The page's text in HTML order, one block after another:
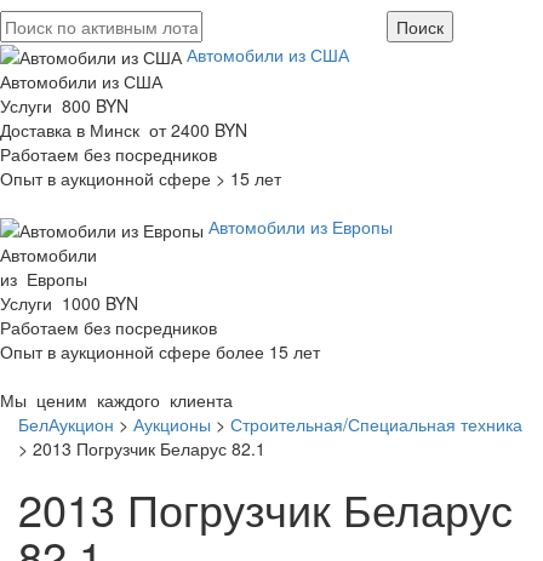
Автомобили из США
Автомобили из США
Услуги 800 BYN
Доставка в Минск от 2400 BYN
Работаем без посредников
Опыт в аукционной сфере > 15 лет
Автомобили из Европы
Автомобили
из Европы
Услуги 1000 BYN
Работаем без посредников
Опыт в аукционной сфере более 15 лет
Мы ценим каждого клиента
БелАукцион > Аукционы > Строительная/Специальная техника
> 2013 Погрузчик Беларус 82.1
2013 Погрузчик Беларус